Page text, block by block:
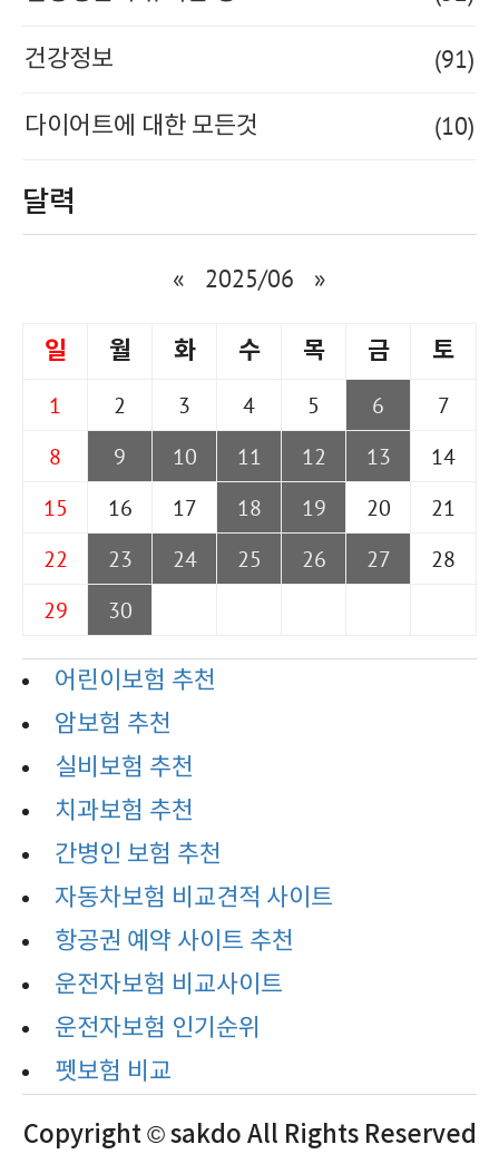
건강정보 (91)
다이어트에 대한 모든것 (10)
달력
« 2025/06 »
일 월 화 수 목 금 토
1 2 3 4 5 6
7
8
9 10 11 12 13
14
15
16 17 18 19 20
21
22
23 24 25 26 27
28
29
30
어린이보험 추천
암보험 추천
실비보험 추천
치과보험 추천
간병인 보험 추천
자동차보험 비교견적 사이트
항공권 예약 사이트 추천
운전자보험 비교사이트
운전자보험 인기순위
펫보험 비교
Copyright © sakdo All Rights Reserved